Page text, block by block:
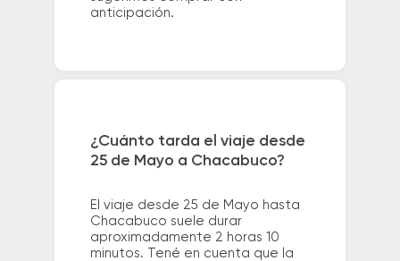
anticipación.
¿Cuánto tarda el viaje desde
25 de Mayo a Chacabuco?
El viaje desde 25 de Mayo hasta
Chacabuco suele durar
aproximadamente 2 horas 10
minutos. Tené en cuenta que la